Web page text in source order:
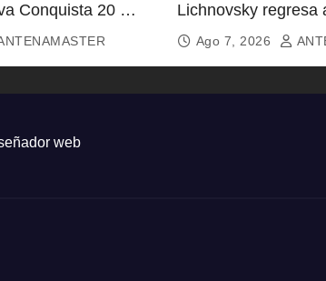
Conquista 20 Mil
Lichnovsky regresa
equipo
Ago 7, 2026
web